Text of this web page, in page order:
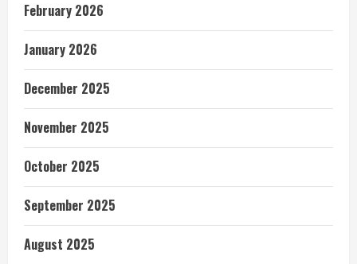
February 2026
January 2026
December 2025
November 2025
October 2025
September 2025
August 2025